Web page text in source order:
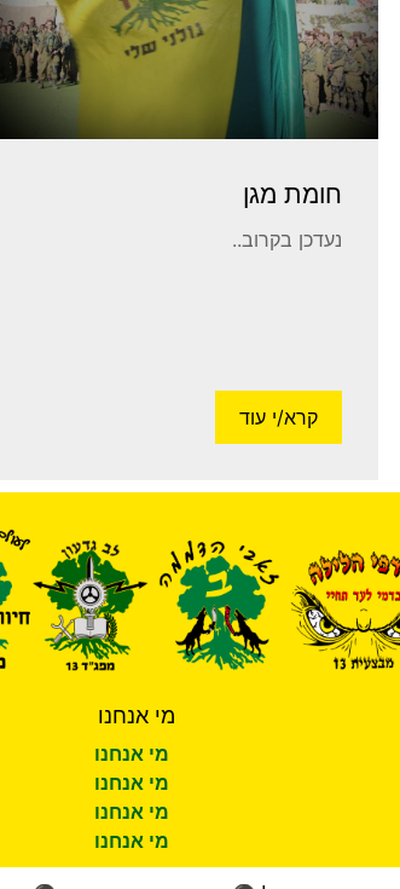
חומת מגן
נעדכן בקרוב..
קרא/י עוד
מי אנחנו
מי אנחנו
מי אנחנו
מי אנחנו
מי אנחנו